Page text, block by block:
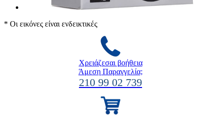
* Οι εικόνες είναι ενδεικτικές
Χρειάζεσαι βοήθεια
Άμεση Παραγγελία;
210 99 02 739